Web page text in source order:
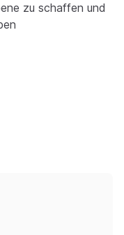
zu schaffen und